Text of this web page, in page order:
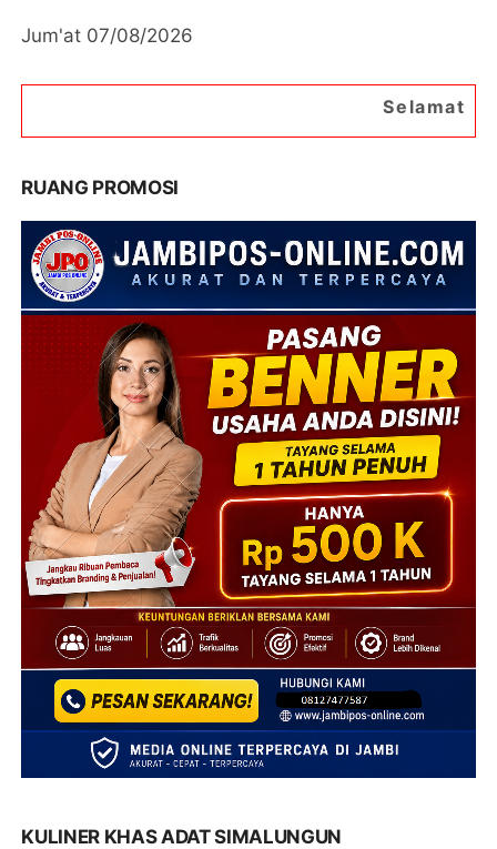
Jum'at 07/08/2026
Selamat Datang di Portal
RUANG PROMOSI
KULINER KHAS ADAT SIMALUNGUN